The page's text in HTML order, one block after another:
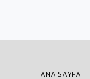
ANA SAYFA